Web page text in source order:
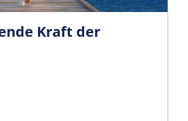
Kraft der